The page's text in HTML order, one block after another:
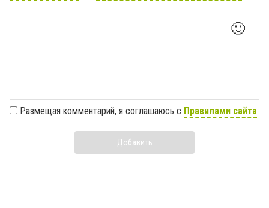
🙂
Размещая комментарий, я соглашаюсь с Правилами сайта
Добавить